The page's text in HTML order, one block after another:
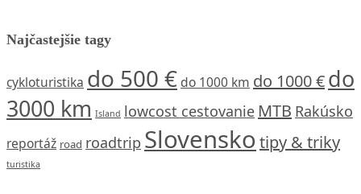
Najčastejšie tagy
cykloturistika do 500 € do 1000 km do 1000 €do
3000 km Island lowcost cestovanie MTB Rakúsko
reportáž road roadtrip Slovensko tipy & triky
turistika